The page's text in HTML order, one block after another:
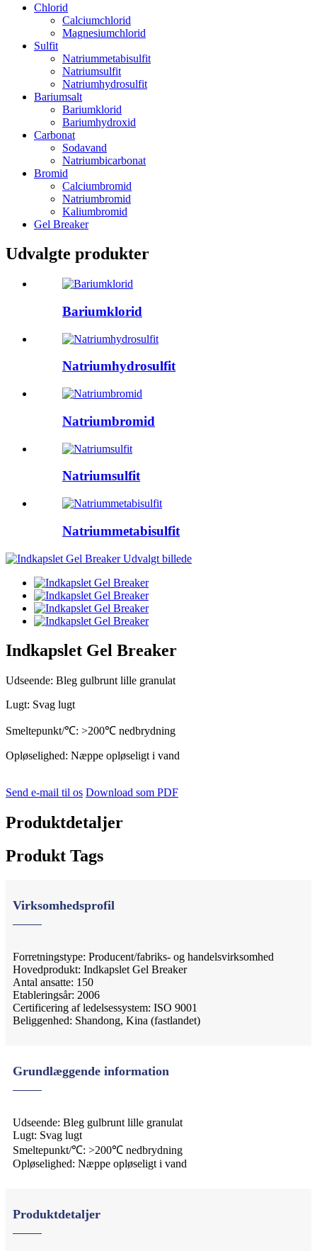
Chlorid
Calciumchlorid
Magnesiumchlorid
Sulfit
Natriummetabisulfit
Natriumsulfit
Natriumhydrosulfit
Bariumsalt
Bariumklorid
Bariumhydroxid
Carbonat
Sodavand
Natriumbicarbonat
Bromid
Calciumbromid
Natriumbromid
Kaliumbromid
Gel Breaker
Udvalgte produkter
Bariumklorid
Natriumhydrosulfit
Natriumbromid
Natriumsulfit
Natriummetabisulfit
Indkapslet Gel Breaker
Udseende: Bleg gulbrunt lille granulat
Lugt: Svag lugt
Smeltepunkt/℃: >200℃ nedbrydning
Opløselighed: Næppe opløseligt i vand
Send e-mail til os Download som PDF
Produktdetaljer
Produkt Tags
Virksomhedsprofil
Forretningstype: Producent/fabriks- og handelsvirksomhed
Hovedprodukt: Indkapslet Gel Breaker
Antal ansatte: 150
Etableringsår: 2006
Certificering af ledelsessystem: ISO 9001
Beliggenhed: Shandong, Kina (fastlandet)
Grundlæggende information
Udseende: Bleg gulbrunt lille granulat
Lugt: Svag lugt
Smeltepunkt/℃: >200℃ nedbrydning
Opløselighed: Næppe opløseligt i vand
Produktdetaljer